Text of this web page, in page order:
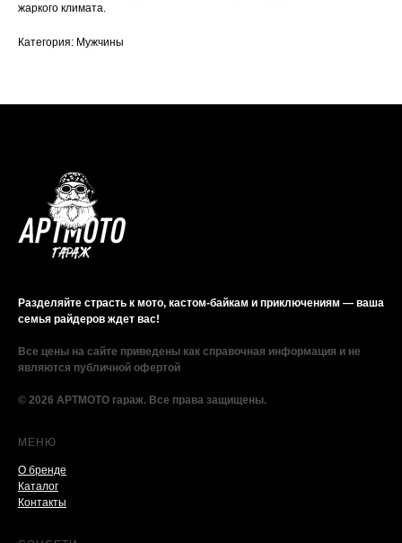
жаркого климата.
Категория: Мужчины
Разделяйте страсть к мото, кастом-байкам и приключениям — ваша
семья райдеров ждет вас!
Все цены на сайте приведены как справочная информация и не
являются публичной офертой
© 2026 АРТМОТО гараж. Все права защищены.
МЕНЮ
О бренде
Каталог
Контакты